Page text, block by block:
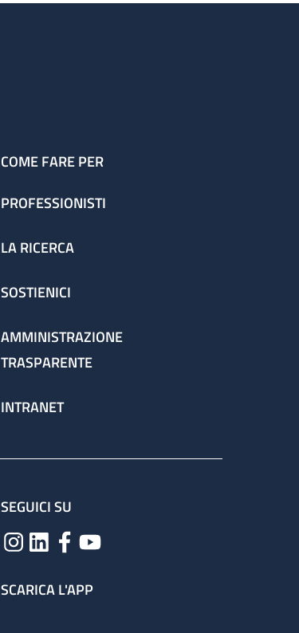
COME FARE PER
PROFESSIONISTI
LA RICERCA
SOSTIENICI
AMMINISTRAZIONE
TRASPARENTE
INTRANET
SEGUICI SU
SCARICA L'APP